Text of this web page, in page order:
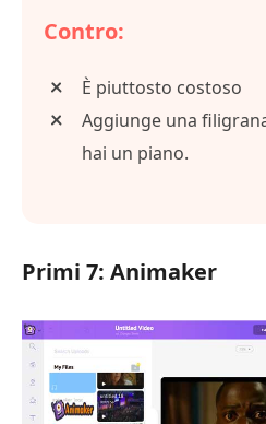
Contro:
È piuttosto costoso
Aggiunge una
hai un piano.
Primi 7: Animaker